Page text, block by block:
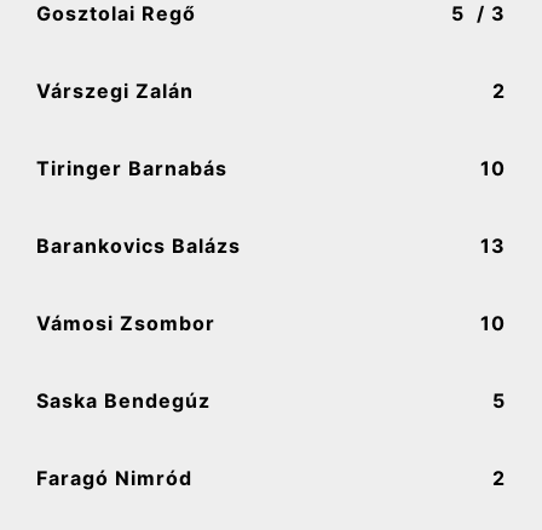
Gosztolai Regő 5 / 3
Várszegi Zalán 2
Tiringer Barnabás 10
Barankovics Balázs 13
Vámosi Zsombor 10
Saska Bendegúz 5
Faragó Nimród 2